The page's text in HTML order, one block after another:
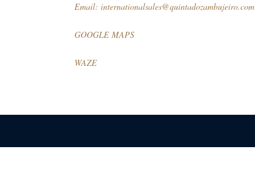
Email: internationalsales@quintadozambujeiro.com
GOOGLE MAPS
WAZE